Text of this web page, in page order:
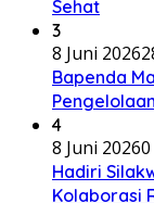
Sehat
3
8 Juni 2026
Bapenda
4
8 Juni 2026
Hadiri
Kolaborasi